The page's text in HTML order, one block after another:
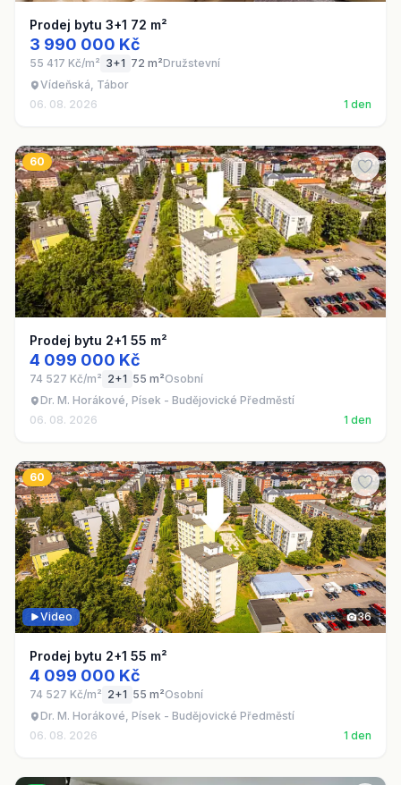
Prodej bytu 3+1 72 m²
3 990 000 Kč
55 417 Kč/m² 3+1 72 m²Družstevní
Vídeňská, Tábor
06. 08. 2026
1 den
60
Prodej bytu 2+1 55 m²
4 099 000 Kč
74 527 Kč/m² 2+1 55 m²Osobní
Dr. M. Horákové, Písek - Budějovické Předměstí
06. 08. 2026
1 den
60
36
Video
Prodej bytu 2+1 55 m²
4 099 000 Kč
74 527 Kč/m² 2+1 55 m²Osobní
Dr. M. Horákové, Písek - Budějovické Předměstí
06. 08. 2026
1 den